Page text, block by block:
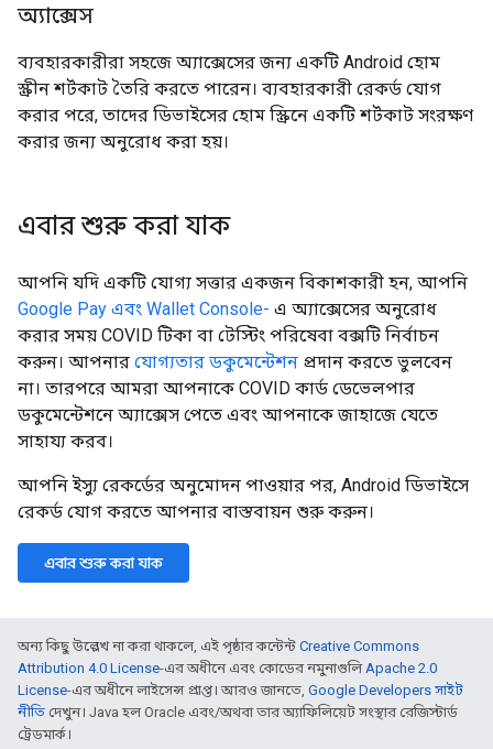
অ্যাক্সেস
ব্যবহারকারীরা সহজে অ্যাক্সেসের জন্য একটি Android হোম
স্ক্রীন শর্টকাট তৈরি করতে পারেন। ব্যবহারকারী রেকর্ড যোগ
করার পরে, তাদের ডিভাইসের হোম স্ক্রিনে একটি শর্টকাট সংরক্ষণ
করার জন্য অনুরোধ করা হয়।
এবার শুরু করা যাক
আপনি যদি একটি যোগ্য সত্তার একজন বিকাশকারী হন, আপনি
Google Pay এবং Wallet Console- এ অ্যাক্সেসের অনুরোধ
করার সময় COVID টিকা বা টেস্টিং পরিষেবা বক্সটি নির্বাচন
করুন। আপনার যোগ্যতার ডকুমেন্টেশন প্রদান করতে ভুলবেন
না। তারপরে আমরা আপনাকে COVID কার্ড ডেভেলপার
ডকুমেন্টেশনে অ্যাক্সেস পেতে এবং আপনাকে জাহাজে যেতে
সাহায্য করব।
আপনি ইস্যু রেকর্ডের অনুমোদন পাওয়ার পর, Android ডিভাইসে
রেকর্ড যোগ করতে আপনার বাস্তবায়ন শুরু করুন।
এবার শুরু করা যাক
অন্য কিছু উল্লেখ না করা থাকলে, এই পৃষ্ঠার কন্টেন্ট Creative Commons
Attribution 4.0 License-এর অধীনে এবং কোডের নমুনাগুলিApache 2.0
License-এর অধীনে লাইসেন্স প্রাপ্ত। আরও জানতে, Google Developers সাইট
নীতি দেখুন। Java হল Oracle এবং/অথবা তার অ্যাফিলিয়েট সংস্থার রেজিস্টার্ড
ট্রেডমার্ক।